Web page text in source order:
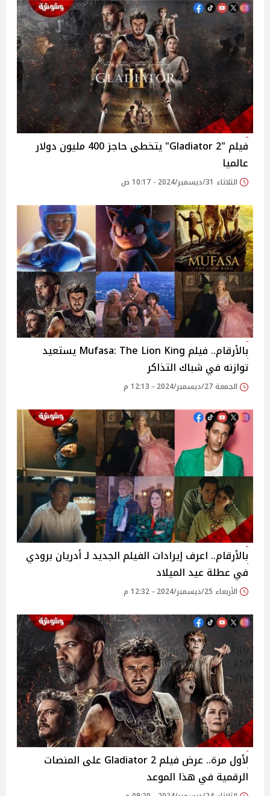
فيلم "Gladiator 2" يتخطى حاجز 400 مليون دولار
عالميا
الثلاثاء 31/ديسمبر/2024 - 10:17 ص
بالأرقام.. فيلم Mufasa: The Lion King يستعيد
توازنه في شباك التذاكر
الجمعة 27/ديسمبر/2024 - 12:13 م
بالأرقام.. اعرف إيرادات الفيلم الجديد لـ أدريان برودي
في عطلة عيد الميلاد
الأربعاء 25/ديسمبر/2024 - 12:32 م
لأول مرة.. عرض فيلم Gladiator 2 على المنصات
الرقمية في هذا الموعد